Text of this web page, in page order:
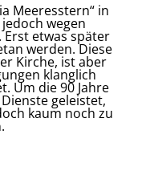
Meeresstern“ in
wegen
etwas später
werden. Diese
Kirche, ist aber
klanglich
Um die 90 Jahre
geleistet,
kaum noch zu